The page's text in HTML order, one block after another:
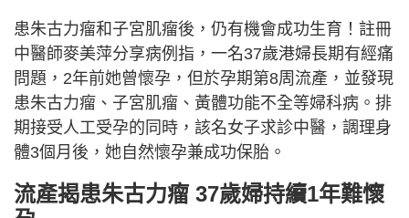
患朱古力瘤和子宮肌瘤後，仍有機會成功生育！註冊
中醫師麥美萍分享病例指，一名37歲港婦長期有經痛
問題，2年前她曾懷孕，但於孕期第8周流產，並發現
患朱古力瘤、子宮肌瘤、黃體功能不全等婦科病。排
期接受人工受孕的同時，該名女子求診中醫，調理身
體3個月後，她自然懷孕兼成功保胎。
流產揭患朱古力瘤 37歲婦持續1年難懷